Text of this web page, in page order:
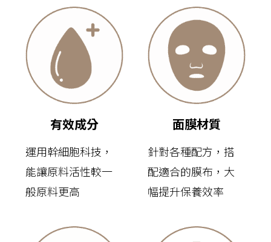
有效成分
運用幹細胞科技，
能讓原料活性較一
般原料更高
面膜材質
針對各種配方，搭
配適合的膜布，大
幅提升保養效率